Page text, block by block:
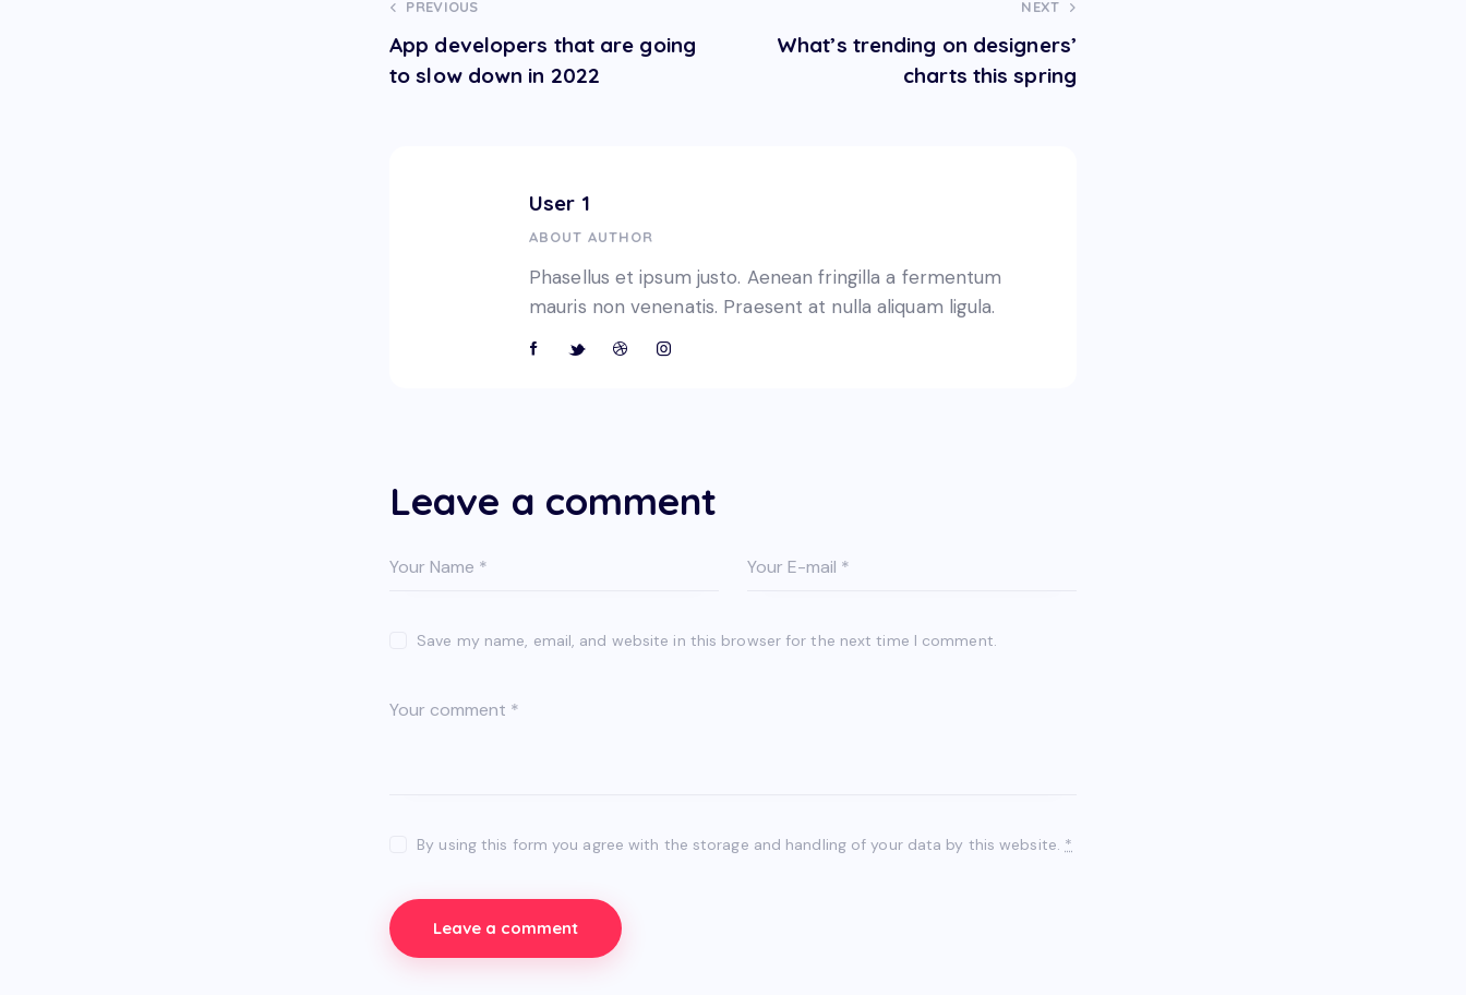
PREVIOUS
App developers that are going
to slow down in 2022
NEXT
What’s trending on designers’
charts this spring
User 1
ABOUT AUTHOR
Phasellus et ipsum justo. Aenean fringilla a fermentum
mauris non venenatis. Praesent at nulla aliquam ligula.
Leave a comment
Save my name, email, and website in this browser for the next time I comment.
By using this form you agree with the storage and handling of your data by this website. *